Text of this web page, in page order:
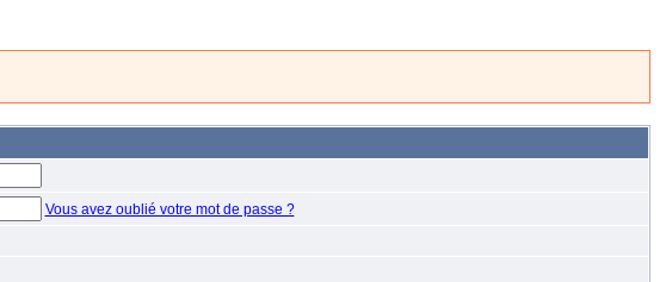
Vous avez oublié votre mot de passe ?